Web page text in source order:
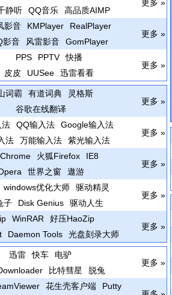
静听
QQ音乐 高品质AIMP
更多 »
影音 KMPlayer
RealPlayer
影音
风雷影音 GomPlayer
更多 »
PPS PPTV
快播
皮皮
UUSee 迅雷看看
更多 »
词霸 有道词典
灵格斯
谷歌在线翻译
更多 »
法 QQ输入法
Google输入法
法
万能输入法 紫光输入法
更多 »
火狐Firefox
IE8
世界之窗 遨游
更多 »
windows优化大师
驱动精灵
子
Disk Genius 驱动人生
更多 »
WinRAR
好压HaoZip
Daemon Tools 光盘刻录大师
更多 »
迅雷 快车
电驴
比特彗星 脱兔
更多 »
花生壳客户端
Putty